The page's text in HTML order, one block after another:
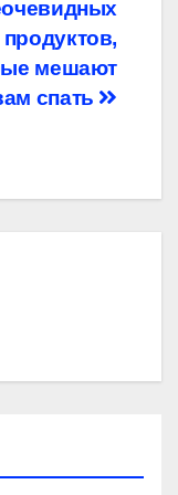
продуктов,
мешают
спать